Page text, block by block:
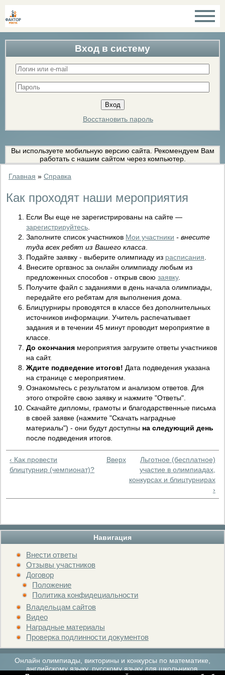
Вход в систему
Восстановить пароль
Вы используете мобильную версию сайта. Рекомендуем Вам
работать с нашим сайтом через компьютер.
Навигация
Внести ответы
Отзывы участников
Договор
Положение
Политика конфидециальности
Владельцам сайтов
Видео
Наградные материалы
Проверка подлинности документов
Главная » Справка
Как проходят наши мероприятия
Если Вы еще не зарегистрированы на сайте —
зарегистрируйтесь
Заполните список участников Мои участники - внесите
туда всех ребят из Вашего класса
Подайте заявку - выберите олимпиаду из расписания
Внесите оргвзнос за онлайн олимпиаду любым из
предложенных способов - открыв свою заявку.
Получите файл с заданиями в день начала олимпиады,
передайте его ребятам для выполнения дома.
Блицтурниры проводятся в классе без дополнительных
источников информации. Учитель распечатывает
задания и в течении 45 минут проводит мероприятие в
классе.
До окончания мероприятия загрузите ответы участников
на сайт.
Ждите подведение итогов! Дата подведения указана
на странице с мероприятием.
Ознакомьтесь с результатом и анализом ответов. Для
этого откройте свою заявку и нажмите "Ответы".
Скачайте дипломы, грамоты и благодарственные письма
в своей заявке (нажмите "Скачать наградные
материалы") - они будут доступны на следующий день
после подведения итогов.
‹ Как провести
блицтурнир (чемпионат)?
Вверх
Льготное (бесплатное)
участие в олимпиадах,
конкурсах и блицтурнирах
›
Онлайн олимпиады, викторины и конкурсы по математике,
английскому языку, русскому языку для школьников.